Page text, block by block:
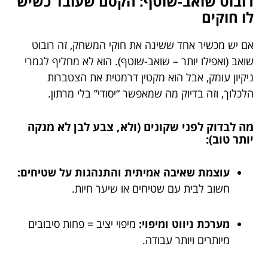
לו חוקים
אם יש מכשיר אחד ששינה את חוקי המשחק, זה רובוט
שואב (ואפילו יותר – שואב-שוטף). הוא לא מחליף לגמרי
ניקיון עומק, אבל הוא מקטין דרמטית את הצטברות
הלכלוך, וזה בדיוק מה שמאפשר “יסודי” בלי מרתון.
מה לבדוק לפני שקונים (ולא, צבע לבן לא מנקה
יותר טוב):
עוצמת שאיבה אמיתית והתנהגות על שטיחים:
חשוב לבית עם שטיחים או שיער חיות.
מערכת ניווט ומיפוי: מיפוי יציב = פחות סיבובים
מיותרים ויותר עבודה.